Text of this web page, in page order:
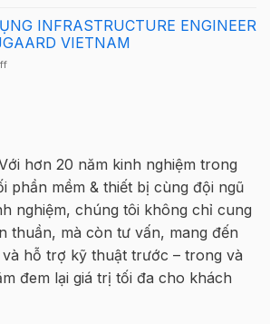
Nam
2026
2026
quay
báo
tuyển
sinh
–
Bê
Tông
Cốt
thép
2026
Hà
INFRASTRUCTURE ENGINEER
VIETNAM
on
MT
HØJGAARD
VIETNAM
hơn 20 năm kinh nghiệm trong
phần mềm & thiết bị cùng đội ngũ
nghiệm, chúng tôi không chỉ cung
thuần, mà còn tư vấn, mang đến
hỗ trợ kỹ thuật trước – trong và
đem lại giá trị tối đa cho khách